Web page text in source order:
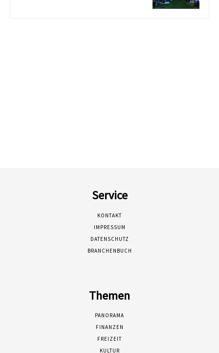
Service
KONTAKT
IMPRESSUM
DATENSCHUTZ
BRANCHENBUCH
Themen
PANORAMA
FINANZEN
FREIZEIT
KULTUR